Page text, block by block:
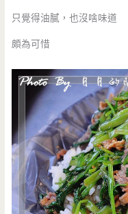
只覺得油膩，也沒啥味道
頗為可惜